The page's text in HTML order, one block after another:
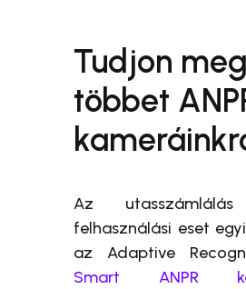
Tudjon meg
többet
Az
felhasználási eset
az Adaptive
Smart ANPR